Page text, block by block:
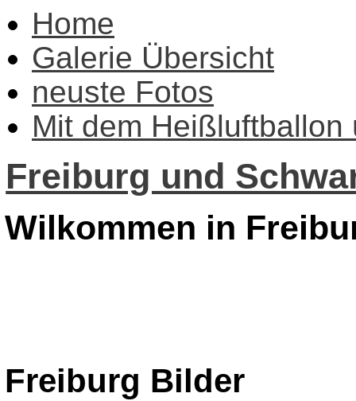
Home
Galerie Übersicht
neuste Fotos
Mit dem Heißluftballon
Freiburg und
Wilkommen in
Freiburg Bilder